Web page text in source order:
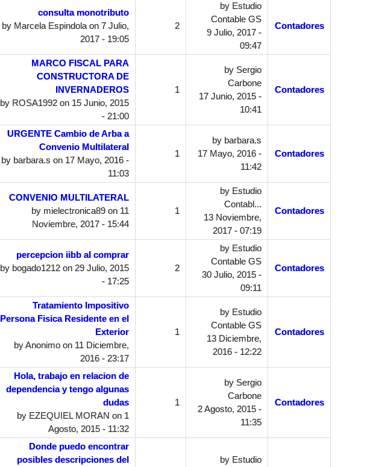
consulta monotributo
by Marcela Espindolaon 7 Julio,
2017 - 19:05
2
by Estudio
Contable GS
9 Julio, 2017 -
09:47
Contadores
MARCO FISCAL PARA
CONSTRUCTORA DE
INVERNADEROS
by ROSA1992on 15 Junio, 2015
- 21:00
1
by Sergio
Carbone
17 Junio, 2015 -
10:41
Contadores
URGENTE Cambio de Arba a
Convenio Multilateral
by barbara.s on 17 Mayo, 2016 -
11:03
1
by barbara.s
17 Mayo, 2016 -
11:42
Contadores
CONVENIO MULTILATERAL
by mielectronica89on 11
Noviembre, 2017 - 15:44
1
by Estudio
Contabl...
13 Noviembre,
2017 - 07:19
Contadores
percepcion iibb al comprar
by bogado1212on 29 Julio, 2015
- 17:25
2
by Estudio
Contable GS
30 Julio, 2015 -
09:11
Contadores
Tratamiento Impositivo
Persona Fisica Residente en el
Exterior
byAnonimoon 11 Diciembre,
2016 - 23:17
1
by Estudio
Contable GS
13 Diciembre,
2016 - 12:22
Contadores
Hola, trabajo en relacion de
dependencia y tengo algunas
dudas
by EZEQUIEL MORAN on 1
Agosto, 2015 - 11:32
1
by Sergio
Carbone
2 Agosto, 2015 -
11:35
Contadores
Donde puedo encontrar
posibles descripciones del
by Estudio